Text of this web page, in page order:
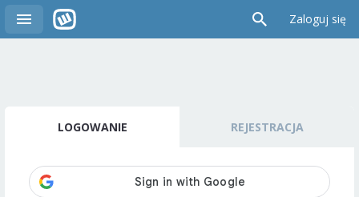
Zaloguj się
LOGOWANIE REJESTRACJA